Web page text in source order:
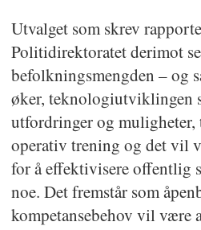
Utvalget som skrev
Politidirektoratet derimot
befolkningsmengden – og
øker, teknologiutviklingen
utfordringer og muligheter,
operativ trening og det vil
for å effektivisere offentlig
noe. Det fremstår som
kompetansebehov vil være